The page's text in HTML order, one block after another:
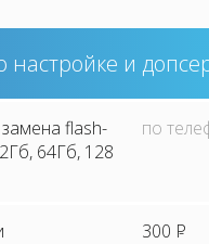
настройке и
flash-
64Гб, 128
по
300 P